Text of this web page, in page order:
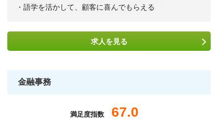
・語学を活かして、顧客に喜んでもらえる
求人を見る
金融事務
満足度指数 67.0